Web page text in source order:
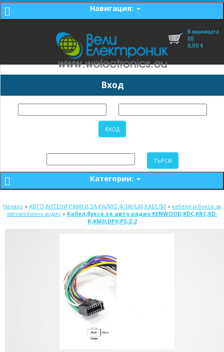
Навигация:
В кошницата
(0)
0,00 €
Вход
Категории:
Начало » АВТО,АНТЕНИ,РАМКИ ЗА РАДИО,ФЛАНЦИ,КАБЕЛИ » кабели и букси за
автомобилно аудио » Кабел,букса за авто радио KENWOOD,KDC,KRC,KD-
R,KMD,DPX,PS,Z,2